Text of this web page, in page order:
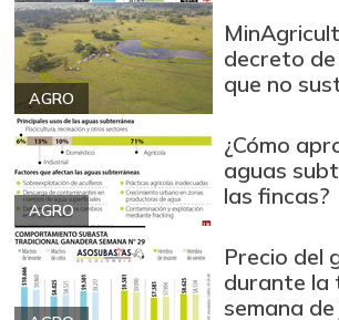
AGRO
decreto
que no
AGRO
¿Cómo
aguas
las fincas?
Precio del
durante la
semana de